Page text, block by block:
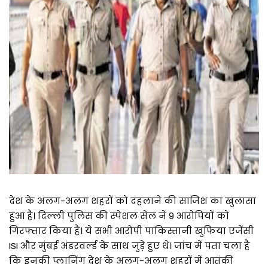
देश के अलग-अलग शहरों को दहलाने की साजिश का खुलासा
हुआ है। दिल्ली पुलिस की स्पेशल सेल ने 9 आरोपियों को
गिरफ्तार किया है। ये सभी आरोपी पाकिस्तानी खुफिया एजेंसी
ISI और मुंबई अंडरवर्ल्ड के साथ जुड़े हुए थे। जांच में पता चला है
कि इनकी प्लानिंग देश के अलग-अलग शहरों में आतंकी